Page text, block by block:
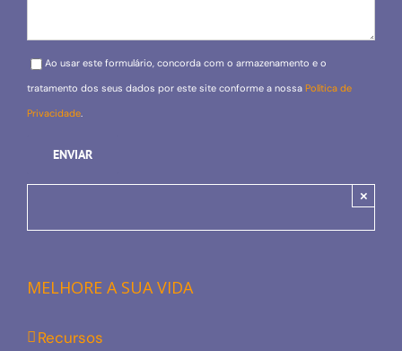
Please leave this field empty.
Ao usar este formulário, concorda com o armazenamento e o
tratamento dos seus dados por este site conforme a nossa Política de
Privacidade.
×
MELHORE A SUA VIDA
Recursos